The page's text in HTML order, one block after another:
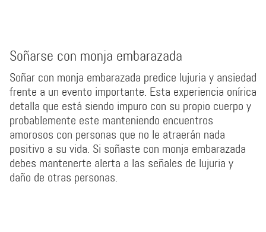
Soñarse con monja embarazada
Soñar con monja embarazada predice lujuria y ansiedad
frente a un evento importante. Esta experiencia onírica
detalla que está siendo impuro con su propio cuerpo y
probablemente este manteniendo encuentros
amorosos con personas que no le atraerán nada
positivo a su vida. Si soñaste con monja embarazada
debes mantenerte alerta a las señales de lujuria y
daño de otras personas.